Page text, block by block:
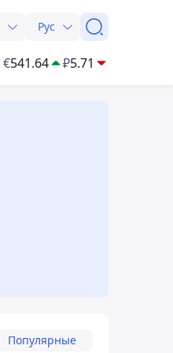
Рус
€541.64 ₽5.71
Популярные